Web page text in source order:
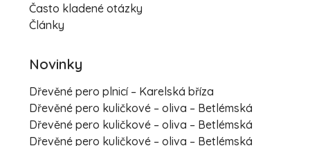
Často kladené otázky
Články
Novinky
Dřevěné pero plnicí – Karelská bříza
Dřevěné pero kuličkové – oliva – Betlémská
Dřevěné pero kuličkové – oliva – Betlémská
Dřevěné pero kuličkové – oliva – Betlémská